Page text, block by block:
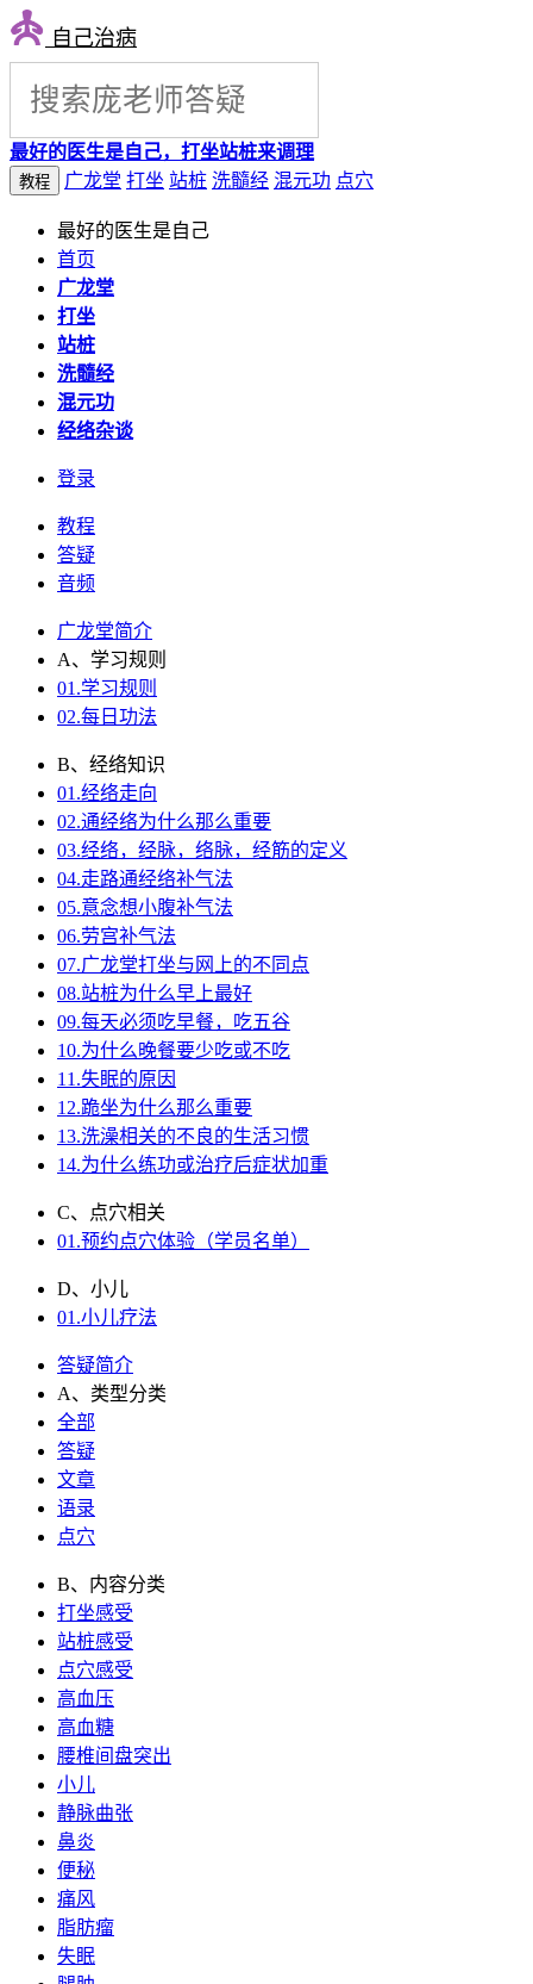
自己治病
最好的医生是自己，打坐站桩来调理
教程 广龙堂 打坐 站桩 洗髓经 混元功 点穴
最好的医生是自己
首页
广龙堂
打坐
站桩
洗髓经
混元功
经络杂谈
登录
教程
答疑
音频
广龙堂简介
A、学习规则
01.学习规则
02.每日功法
B、经络知识
01.经络走向
02.通经络为什么那么重要
03.经络，经脉，络脉，经筋的定义
04.走路通经络补气法
05.意念想小腹补气法
06.劳宫补气法
07.广龙堂打坐与网上的不同点
08.站桩为什么早上最好
09.每天必须吃早餐，吃五谷
10.为什么晚餐要少吃或不吃
11.失眠的原因
12.跪坐为什么那么重要
13.洗澡相关的不良的生活习惯
14.为什么练功或治疗后症状加重
C、点穴相关
01.预约点穴体验（学员名单）
D、小儿
01.小儿疗法
答疑简介
A、类型分类
全部
答疑
文章
语录
点穴
B、内容分类
打坐感受
站桩感受
点穴感受
高血压
高血糖
腰椎间盘突出
小儿
静脉曲张
鼻炎
便秘
痛风
脂肪瘤
失眠